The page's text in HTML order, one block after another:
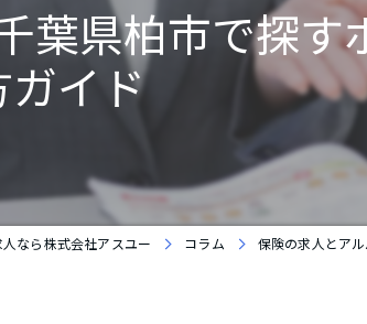
産休
未経験
ノルマ
葉県柏市で探す
イド
なら株式会社アスユー コラム 保険の求人とア